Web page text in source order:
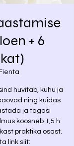
+ 6
Fienta
huvitab, kuhu ja
ning kuidas
ja tagasi
koosneb 1,5 h
praktika osast.
link siit: